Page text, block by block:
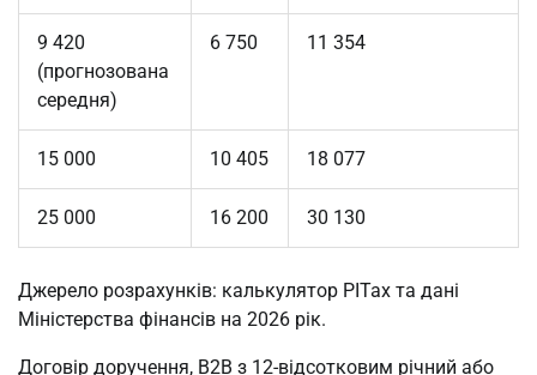
9 420
(прогнозована
середня)
6 750 11 354
15 000 10 405 18 077
25 000 16 200 30 130
Джерело розрахунків: калькулятор PITax та дані
Міністерства фінансів на 2026 рік.
Договір доручення, B2B з 12-відсотковим річний або